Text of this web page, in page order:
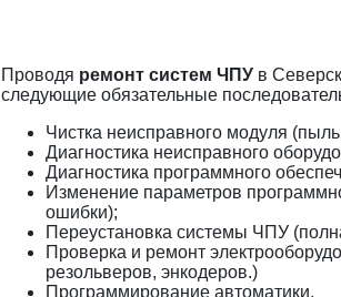
Проводя ремонт систем ЧПУ в
следующие обязательные
Чистка неисправного модуля
Диагностика неисправного
Диагностика программного
Изменение параметров
ошибки);
Переустановка системы ЧПУ
Проверка и ремонт
резольверов, энкодеров.)
Программирование автоматики.